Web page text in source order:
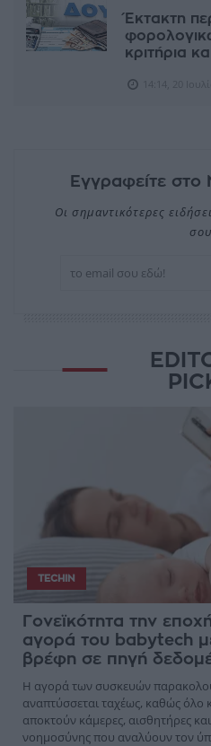
Έκτακτη
κριτήρια
Εγγραφείτε
Οι σημαντικότερες
σου
TECHIN
Γονεϊκότητα την
αγορά του babytech
βρέφη σε πηγή
Η αγορά των συσκευών
αναπτύσσεται ταχέως, καθώς όλο
αποκτούν κάμερες, αισθητήρες
νοημοσύνης που αναλύουν τον ύπ